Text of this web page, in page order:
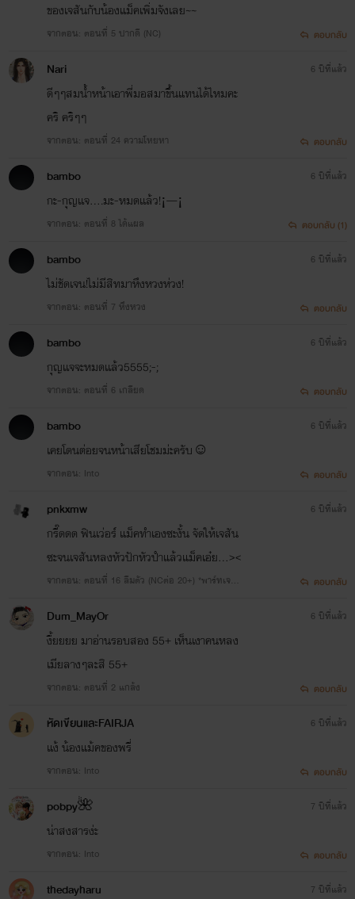
แฟนเพจ
https://www.facebook.com/Mrs.saith/
นิยาย เรื่องนี้ เป็น แนว ชายxชาย คนที่ไม่ชอบแนวนี้ รบกวนปิด
ฝาก ติดตาม และคอมเม้นต์ เพื่อให้กำลังใจ กับนักเขียนด้วยนะคะ
---------------------------ขอบพระคุณมากคะ----------------
ของเจสันกับน้องแม็คเพิ่มจังเลย~~
จากตอน: ตอนที่ 5 ปากดี (NC) ตอบกลับ
Nari
ดีๆๆสมน้ำหน้าเอาพี่มอสมาขึ้นแทนได้ไหมคะ
คริ คริๆๆ
จากตอน: ตอนที่ 24 ความโหยหา
6 ปีที่แล้ว
ตอบกลับ
bambo
กะ-กุญเเจ....มะ-หมดเเล้ว!¡—¡
จากตอน: ตอนที่ 8 ได้แผล
6 ปีที่แล้ว
ตอบกลับ (1)
bambo
ไม่ชัดเจน!ไม่มีสิทมาหึงหวงห่วง!
จากตอน: ตอนที่ 7 หึงหวง
6 ปีที่แล้ว
ตอบกลับ
bambo
กุญเเจจะหมดเเล้ว5555;-;
จากตอน: ตอนที่ 6 เกลียด
6 ปีที่แล้ว
ตอบกลับ
bambo
เคยโดนต่อยจนหน้าเสียโชมม่ะครับ☺️
จากตอน: Into
6 ปีที่แล้ว
ตอบกลับ
pnkxmw
กรี๊ดดด ฟินเว่อร์ แม็คทำเองซะงั้น จัดให้เจสัน
ซะจนเจสันหลงหัวปักหัวปำแล้วแม็คเอ๋ย...><
จากตอน: ตอนที่ 16 ลืมตัว (NCต่อ 20+) *พาร์ทเจสัน
6 ปีที่แล้ว
ตอบกลับ
Dum_MayOr
งื้ยยยย มาอ่านรอบสอง 55+ เห็นเงาคนหลง
เมียลางๆละสิ 55+
จากตอน: ตอนที่ 2 แกล้ง
6 ปีที่แล้ว
ตอบกลับ
หัดเขียนและFAIRJA
แง้ น้องแม้คของพรี่
จากตอน: Into
6 ปีที่แล้ว
ตอบกลับ
pobpy🌺
น่าสงสารง่ะ
จากตอน: Into
7 ปีที่แล้ว
ตอบกลับ
thedayharu 7 ปีที่แล้ว